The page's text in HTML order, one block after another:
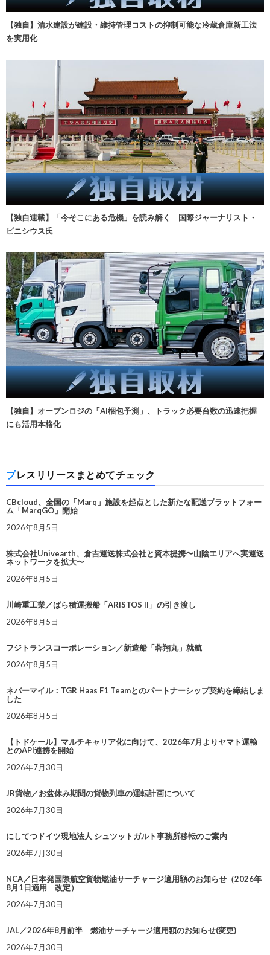
【独自】清水建設が建設・維持管理コストの抑制可能な冷蔵倉庫新工法
を実用化
【独自連載】「今そこにある危機」を読み解く 国際ジャーナリスト・
ビニシウス氏
【独自】オープンロジの「AI梱包予測」、トラック必要台数の迅速把握
にも活用本格化
プレスリリースまとめてチェック
CBcloud、全国の「Marq」施設を起点とした新たな配送プラットフォー
ム「MarqGO」開始
2026年8月5日
株式会社Univearth、倉吉運送株式会社と資本提携〜山陰エリアへ実運送
ネットワークを拡大〜
2026年8月5日
川崎重工業／ばら積運搬船「ARISTOS II」の引き渡し
2026年8月5日
フジトランスコーポレーション／新造船「蓉翔丸」就航
2026年8月5日
ネバーマイル：TGR Haas F1 Teamとのパートナーシップ契約を締結しま
した
2026年8月5日
【トドケール】マルチキャリア化に向けて、2026年7月よりヤマト運輸
とのAPI連携を開始
2026年7月30日
JR貨物／お盆休み期間の貨物列車の運転計画について
2026年7月30日
にしてつドイツ現地法人 シュツットガルト事務所移転のご案内
2026年7月30日
NCA／日本発国際航空貨物燃油サーチャージ適用額のお知らせ（2026年
8月1日適用 改定）
2026年7月30日
JAL／2026年8月前半 燃油サーチャージ適用額のお知らせ(変更)
2026年7月30日